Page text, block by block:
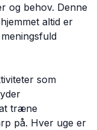
og behov. Denne
altid er
som
træne
på. Hver uge er